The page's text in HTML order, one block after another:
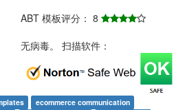
ABT 模板评分： 8
无病毒。 扫描软件：
ecommerce communication